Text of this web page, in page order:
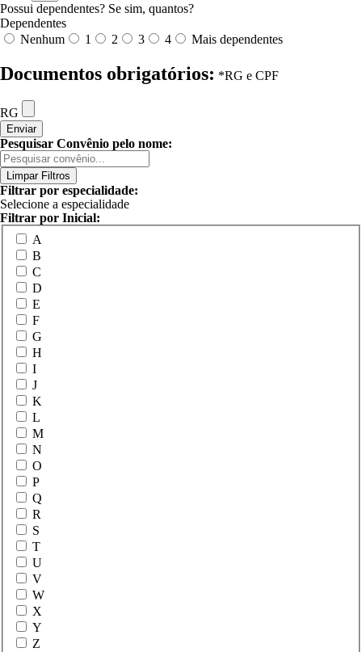
Possui dependentes? Se sim, quantos?
Dependentes
Nenhum
1 2 3 4 Mais dependentes
Documentos obrigatórios: *RG e CPF
RG
Enviar
Pesquisar Convênio pelo nome:
Limpar Filtros
Filtrar por especialidade:
Selecione a especialidade
Filtrar por Inicial:
A
B
C
D
E
F
G
H
I
J
K
L
M
N
O
P
Q
R
S
T
U
V
W
X
Y
Z